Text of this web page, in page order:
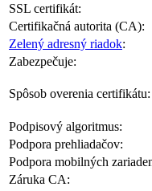
SSL certifikát:
Certifikačná autorita (CA):
Zelený adresný riadok:
Zabezpečuje:
Spôsob overenia certifikátu:
Podpisový algoritmus:
Podpora prehliadačov:
Podpora mobilných
Záruka CA: